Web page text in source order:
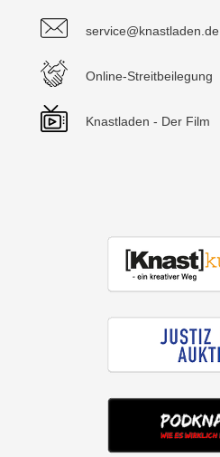
service@knastladen.de
Online-Streitbeilegung
Knastladen - Der Film